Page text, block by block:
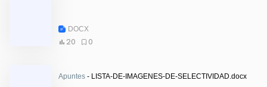
DOCX
20
0
Apuntes - LISTA-DE-IMAGENES-DE-SELECTIVIDAD.docx